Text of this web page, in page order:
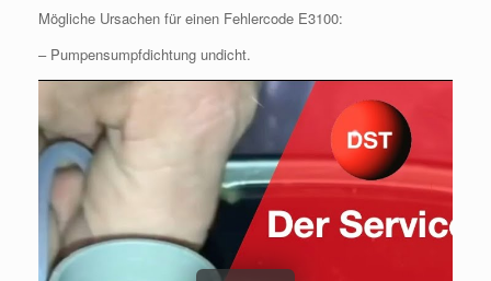
Mögliche Ursachen für einen Fehlercode E3100:
– Pumpensumpfdichtung undicht.